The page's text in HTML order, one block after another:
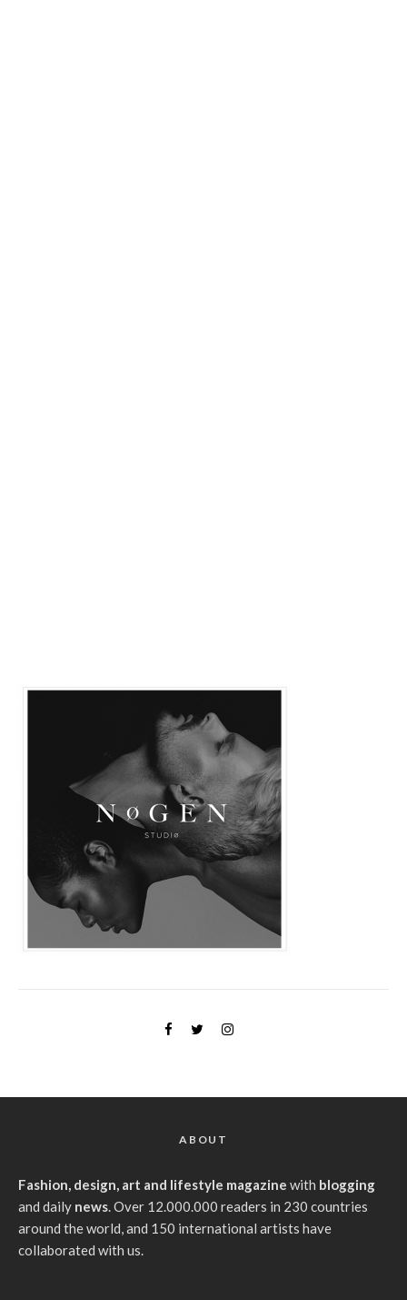
ABOUT
Fashion, design, art and lifestyle magazine with blogging
and daily news. Over 12.000.000 readers in 230 countries
around the world, and 150 international artists have
collaborated with us.